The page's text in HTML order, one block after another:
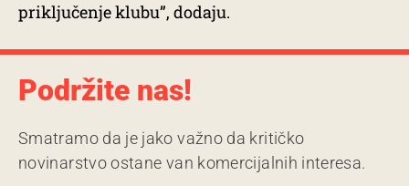
priključenje klubu”, dodaju.
Podržite nas!
Smatramo da je jako važno da kritičko
novinarstvo ostane van komercijalnih interesa.